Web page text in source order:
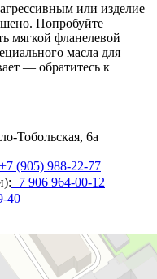
или изделие
Попробуйте
мягкой фланелевой
масла для
— обратитесь к
Тобольская, 6а
+7 (905) 988-22-77
+7 906 964-00-12
40